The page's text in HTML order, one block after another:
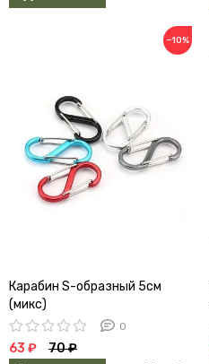
−10%
Карабин S-образный 5см
(микс)
0
63 ₽ 70 ₽